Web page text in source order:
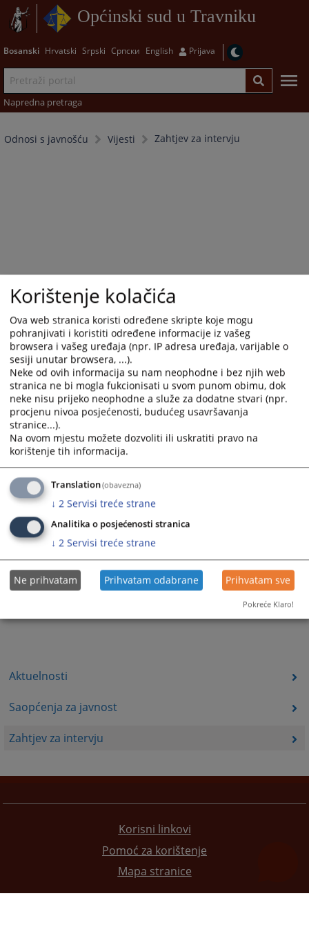
Općinski sud u Travniku
Bosanski Hrvatski Srpski Српски English Prijava
Napredna pretraga
Odnosi s javnošću Vijesti Zahtjev za intervju
Aktuelnosti
Saopćenja za javnost
Zahtjev za intervju
Trenutno nema vijesti
Korisni linkovi
Pomoć za korištenje
Mapa stranice
Korištenje kolačića
Ova web stranica koristi određene skripte koje mogu
pohranjivati i koristiti određene informacije iz vašeg
browsera i vašeg uređaja (npr. IP adresa uređaja, varijable o
sesiji unutar browsera, ...).
Neke od ovih informacija su nam neophodne i bez njih web
stranica ne bi mogla fukcionisati u svom punom obimu, dok
neke nisu prijeko neophodne a služe za dodatne stvari (npr.
procjenu nivoa posjećenosti, budućeg usavršavanja
stranice...).
Na ovom mjestu možete dozvoliti ili uskratiti pravo na
korištenje tih informacija.
Translation(obavezna)
↓ 2 Servisi treće strane
Analitika o posjećenosti stranica
↓ 2 Servisi treće strane
Ne prihvatam Prihvatam odabrane Prihvatam sve
Pokreće Klaro!